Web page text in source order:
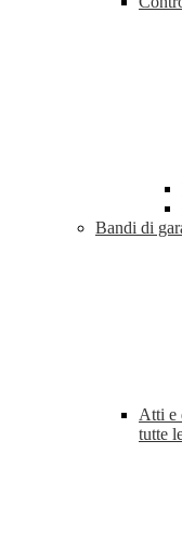
Bandi di
Atti e
tutte